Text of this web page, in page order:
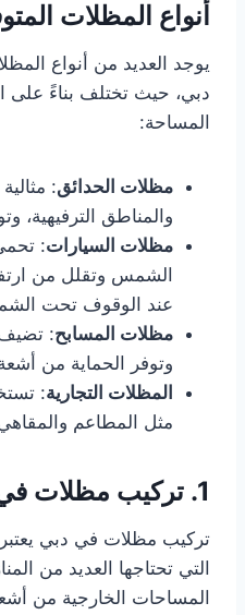
أنواع المظلات
يوجد العديد من أنواع
دبي، حيث تختلف بناءً على
المساحة:
مظلات الحدائق:
والمناطق الترفيهية،
مظلات السيارات:
الشمس وتقلل من
عند الوقوف تحت
مظلات المسابح:
وتوفر الحماية من
المظلات التجارية:
مثل المطاعم والمقاهي
1. تركيب مظلات في دبي
تركيب مظلات في دبي
التي تحتاجها العديد من
المساحات الخارجية من